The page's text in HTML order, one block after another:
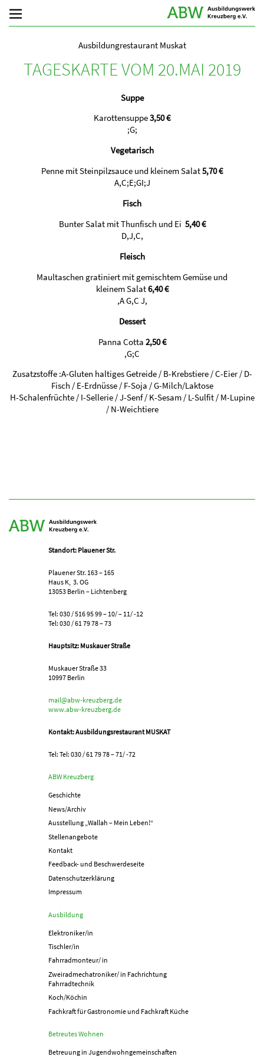
Ausbildungrestaurant Muskat
TAGESKARTE VOM 20.MAI 2019
Suppe
Karottensuppe3,50 €
;G;
Vegetarisch
Penne mit Steinpilzsauce und kleinem Salat5,70€
A,C;E;GI;J
Fisch
Bunter Salat mit Thunfisch und Ei 5,40 €
D,J,C,
Fleisch
Maultaschen gratiniert mit gemischtem Gemüse und
kleinem Salat6,40€
,A G,C J,
Dessert
Panna Cotta 2,50 €
,G;C
Zusatzstoffe :A-Gluten haltiges Getreide / B-Krebstiere / C-Eier / D-
Fisch / E-Erdnüsse / F-Soja / G-Milch/Laktose
H-Schalenfrüchte / I-Sellerie / J-Senf / K-Sesam / L-Sulfit / M-Lupine
/ N-Weichtiere
Standort: Plauener Str.
Plauener Str. 163 – 165
Haus K, 3. OG
13053 Berlin – Lichtenberg
Tel: 030 / 516 95 99 – 10/ – 11/ -12
Tel: 030 / 61 79 78 – 73
Hauptsitz: Muskauer Straße
Muskauer Straße 33
10997 Berlin
mail@abw-kreuzberg.de
www.abw-kreuzberg.de
Kontakt: Ausbildungsrestaurant MUSKAT
Tel: Tel: 030 / 61 79 78 – 71/ -72
ABW Kreuzberg
Geschichte
News/Archiv
Ausstellung „Wallah – Mein Leben!“
Stellenangebote
Kontakt
Feedback- und Beschwerdeseite
Datenschutzerklärung
Impressum
Ausbildung
Elektroniker/in
Tischler/in
Fahrradmonteur/ in
Zweiradmechatroniker/ in Fachrichtung
Fahrradtechnik
Koch/Köchin
Fachkraft für Gastronomie und Fachkraft Küche
Betreutes Wohnen
Betreuung in Jugend­­wohn­­gemeinschaften